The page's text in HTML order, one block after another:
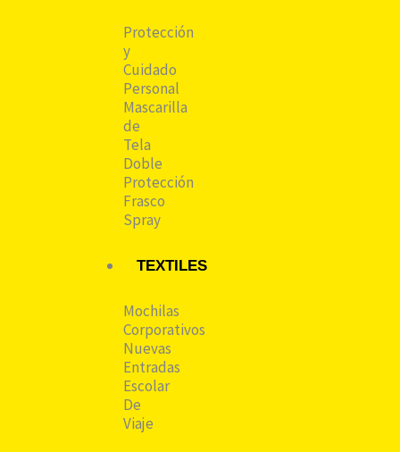
Protección
y
Cuidado
Personal
Mascarilla
de
Tela
Doble
Protección
Frasco
Spray
TEXTILES
Mochilas
Corporativos
Nuevas
Entradas
Escolar
De
Viaje